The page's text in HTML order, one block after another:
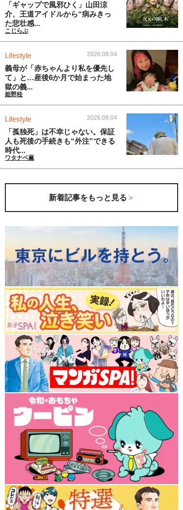
「ギャップで風邪ひく」山田涼
介、王道アイドルから“病みきっ
た悲壮感...
こじらぶ
Lifestyle 2026.08.04
義母が「赤ちゃんより私を優先し
て」と…産後6か月で始まった地
獄の義...
姫野桂
Lifestyle 2026.08.04
「孤独死」は不幸じゃない。保証
人も死後の手続きも“外注”できる
時代...
ワタナベ薫
新着記事をもっと見る